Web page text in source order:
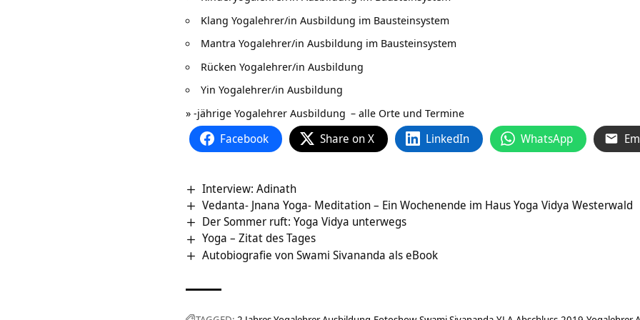
Klang Yogalehrer/in Ausbildung im Bausteinsystem
Mantra Yogalehrer/in Ausbildung im Bausteinsystem
Rücken Yogalehrer/in Ausbildung
Yin Yogalehrer/in Ausbildung
» -jährige Yogalehrer Ausbildung – alle Orte und Termine
Facebook Share on X LinkedIn WhatsApp
Interview: Adinath
Vedanta- Jnana Yoga- Meditation – Ein Wochenende im Haus Yoga Vidya Westerwald
Der Sommer ruft: Yoga Vidya unterwegs
Yoga – Zitat des Tages
Autobiografie von Swami Sivananda als eBook